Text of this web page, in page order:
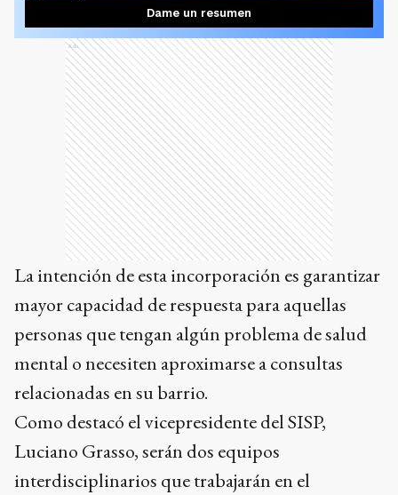
Dame un resumen
Ads
La intención de esta incorporación es garantizar
mayor capacidad de respuesta para aquellas
personas que tengan algún problema de salud
mental o necesiten aproximarse a consultas
relacionadas en su barrio.
Como destacó el vicepresidente del SISP,
Luciano Grasso, serán dos equipos
interdisciplinarios que trabajarán en el